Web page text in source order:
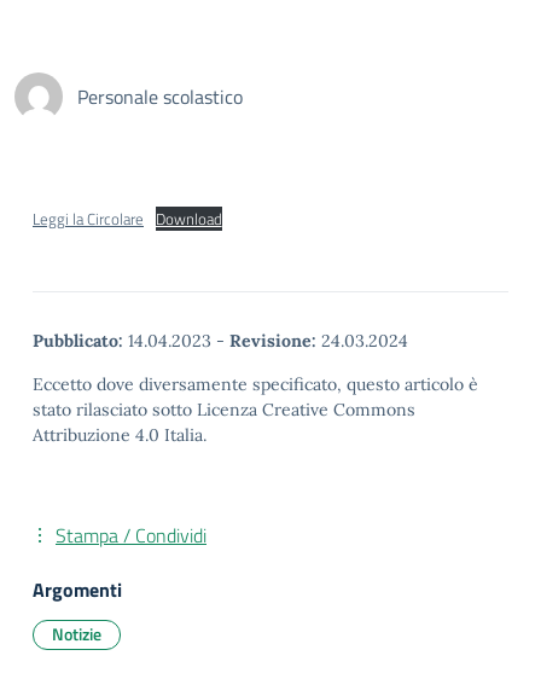
Personale scolastico
Leggi la Circolare Download
Pubblicato: 14.04.2023 - Revisione: 24.03.2024
Eccetto dove diversamente specificato, questo articolo è
stato rilasciato sotto Licenza Creative Commons
Attribuzione 4.0 Italia.
Stampa / Condividi
Argomenti
Notizie